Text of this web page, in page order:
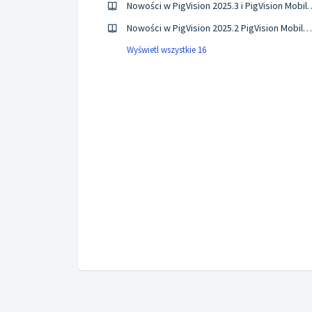
Nowości w
Nowości w PigVision 2025.2 PigVision Mobile Sows 12.1
Wyświetl wszystkie 16